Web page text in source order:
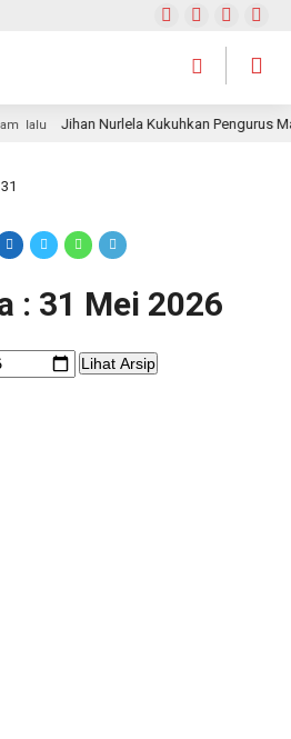
lalu Jihan Nurlela Kukuhkan Pengurus
31
: 31 Mei 2026
Lihat Arsip